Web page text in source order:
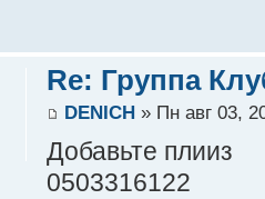
Re: Группа
DENICH» Пн авг 03,
Добавьте плииз
0503316122